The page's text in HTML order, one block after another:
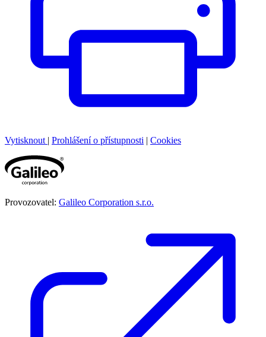
Vytisknout | Prohlášení o přístupnosti | Cookies
Provozovatel: Galileo Corporation s.r.o.